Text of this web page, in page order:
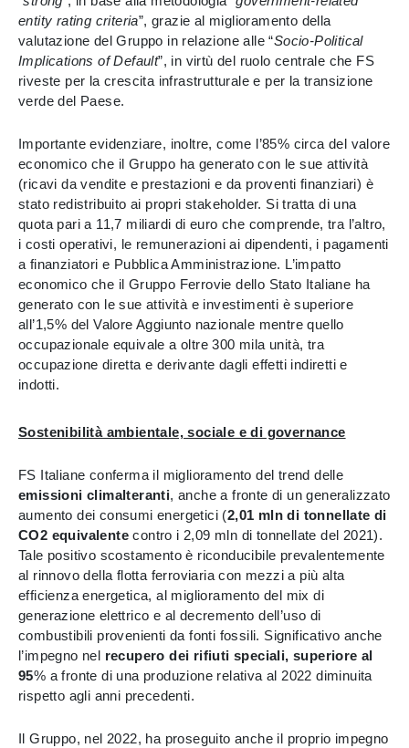
entity rating criteria”, grazie al miglioramento della
valutazione del Gruppo in relazione alle “Socio-Political
Implications of Default”, in virtù del ruolo centrale che FS
riveste per la crescita infrastrutturale e per la transizione
verde del Paese.
Importante evidenziare, inoltre, come l’85% circa del valore
economico che il Gruppo ha generato con le sue attività
(ricavi da vendite e prestazioni e da proventi finanziari) è
stato redistribuito ai propri stakeholder. Si tratta di una
quota pari a 11,7 miliardi di euro che comprende, tra l’altro,
i costi operativi, le remunerazioni ai dipendenti, i pagamenti
a finanziatori e Pubblica Amministrazione. L’impatto
economico che il Gruppo Ferrovie dello Stato Italiane ha
generato con le sue attività e investimenti è superiore
all’1,5% del Valore Aggiunto nazionale mentre quello
occupazionale equivale a oltre 300 mila unità, tra
occupazione diretta e derivante dagli effetti indiretti e
indotti.
Sostenibilità ambientale, sociale e di governance
FS Italiane conferma il miglioramento del trend delle
emissioni climalteranti, anche a fronte di un generalizzato
aumento dei consumi energetici (2,01 mln di tonnellate di
CO2 equivalentecontro i 2,09 mln di tonnellate del 2021).
Tale positivo scostamento è riconducibile prevalentemente
al rinnovo della flotta ferroviaria con mezzi a più alta
efficienza energetica, al miglioramento del mix di
generazione elettrico e al decremento dell’uso di
combustibili provenienti da fonti fossili. Significativo anche
l’impegno nel recupero dei rifiuti speciali, superiore al
95% a fronte di una produzione relativa al 2022 diminuita
rispetto agli anni precedenti.
Il Gruppo, nel 2022, ha proseguito anche il proprio impegno